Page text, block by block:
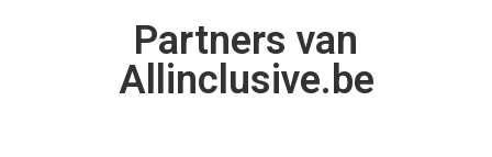
Partners van
Allinclusive.be